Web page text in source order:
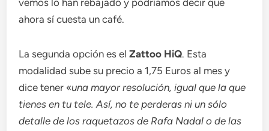
vemos lo han rebajado y podríamos decir que
ahora sí cuesta un café.
La segunda opción es elZattoo HiQ. Esta
modalidad sube su precio a 1,75 Euros al mes y
dice tener «una mayor resolución, igual que la que
tienes en tu tele. Así, no te perderas ni un sólo
detalle de los raquetazos de Rafa Nadal o de las